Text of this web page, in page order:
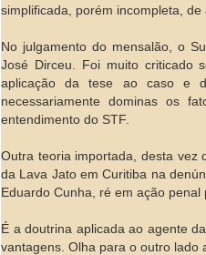
simplificada, porém incompleta,
No julgamento do mensalão, o
José Dirceu. Foi muito criticado
aplicação da tese ao caso e
necessariamente dominas os
entendimento do STF.
Outra teoria importada, desta vez
da Lava Jato em Curitiba na
Eduardo Cunha, ré em ação
É a doutrina aplicada ao agente
vantagens. Olha para o outro lado